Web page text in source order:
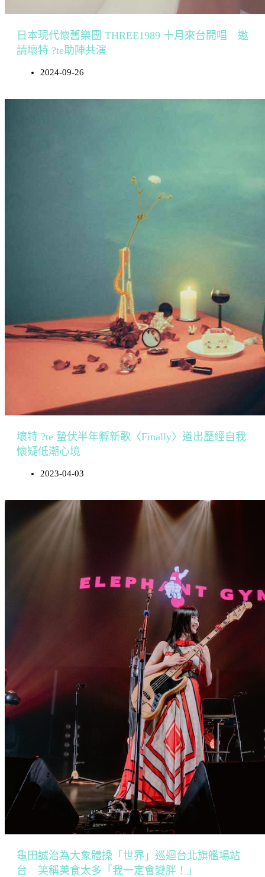
日本現代懷舊樂團 THREE1989 十月來台開唱 邀
請壞特 ?te助陣共演
2024-09-26
壞特 ?te 蟄伏半年孵新歌〈Finally〉道出歷經自我
懷疑低潮心境
2023-04-03
龜田誠治為大象體操「世界」巡迴台北旗艦場站
台 笑稱美食太多「我一定會變胖！」